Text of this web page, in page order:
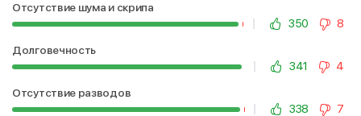
Отсутствие шума и скрипа
350
8
Долговечность
341
4
Отсутствие разводов
338
7